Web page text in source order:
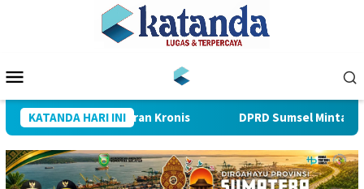
Mobile
KATANDA HARI INI
yang Selalu Keleleran Kronis DPRD Sumsel Minta